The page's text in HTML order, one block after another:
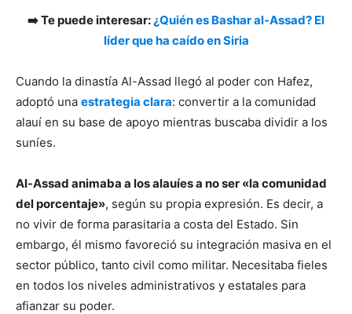
➡️ Te puede interesar: ¿Quién es Bashar al-Assad? El
líder que ha caído en Siria
Cuando la dinastía Al-Assad llegó al poder con Hafez,
adoptó una estrategia clara: convertir a la comunidad
alauí en su base de apoyo mientras buscaba dividir a los
suníes.
Al-Assad animaba a los alauíes a no ser «la comunidad
del porcentaje», según su propia expresión. Es decir, a
no vivir de forma parasitaria a costa del Estado. Sin
embargo, él mismo favoreció su integración masiva en el
sector público, tanto civil como militar. Necesitaba fieles
en todos los niveles administrativos y estatales para
afianzar su poder.